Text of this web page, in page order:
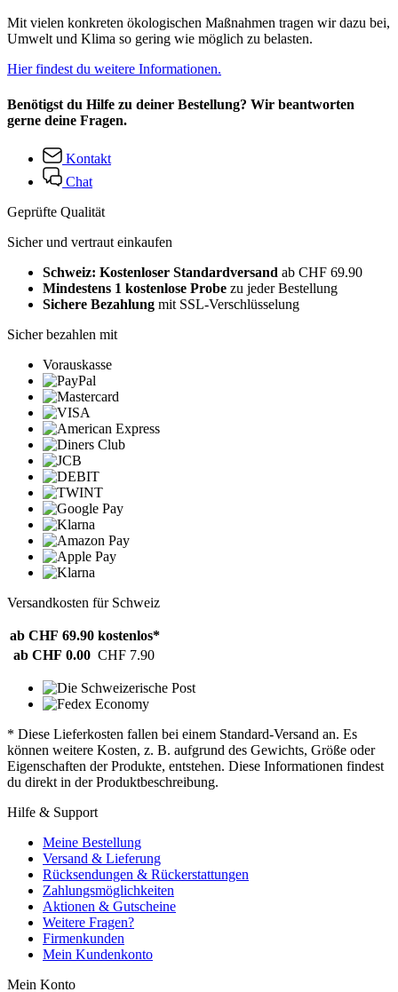
Mit vielen konkreten ökologischen Maßnahmen tragen wir dazu bei,
Umwelt und Klima so gering wie möglich zu belasten.
Hier findest du weitere Informationen.
Benötigst du Hilfe zu deiner Bestellung? Wir beantworten
gerne deine Fragen.
Kontakt
Chat
Geprüfte Qualität
Sicher und vertraut einkaufen
Schweiz: Kostenloser Standardversand ab CHF 69.90
Mindestens 1 kostenlose Probe zu jeder Bestellung
Sichere Bezahlung mit SSL-Verschlüsselung
Sicher bezahlen mit
Vorauskasse
Versandkosten für Schweiz
ab CHF 69.90 kostenlos*
ab CHF 0.00 CHF 7.90
* Diese Lieferkosten fallen bei einem Standard-Versand an. Es
können weitere Kosten, z. B. aufgrund des Gewichts, Größe oder
Eigenschaften der Produkte, entstehen. Diese Informationen findest
du direkt in der Produktbeschreibung.
Hilfe & Support
Meine Bestellung
Versand & Lieferung
Rücksendungen & Rückerstattungen
Zahlungsmöglichkeiten
Aktionen & Gutscheine
Weitere Fragen?
Firmenkunden
Mein Kundenkonto
Mein Konto